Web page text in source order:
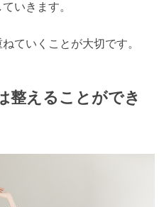
いきます。
ていくことが大切です。
整えることができ